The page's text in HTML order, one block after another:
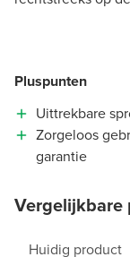
Pluspunten
Uittrekbare
Zorgeloos
garantie
Vergelijkbare
Huidig product